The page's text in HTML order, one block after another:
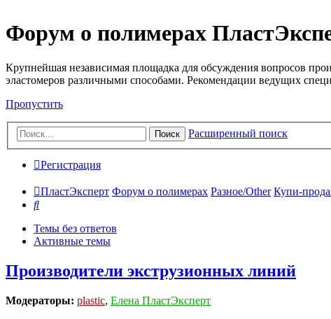
Форум о полимерах
Крупнейшая независимая площадка для обсуждения вопросов
эластомеров различными способами. Рекомендации ведущих
Пропустить
Поиск Расширенный поиск
Регистрация
ПластЭксперт Форум о полимерах Разное/Other Купи-
Поиск
Темы без ответов
Активные темы
Производители экструзионных линий
Модераторы: plastic, Елена ПластЭксперт